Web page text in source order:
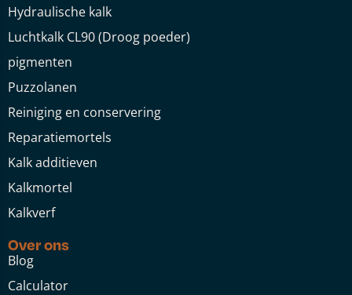
Hydraulische kalk
Luchtkalk CL90 (Droog poeder)
pigmenten
Puzzolanen
Reiniging en conservering
Reparatiemortels
Kalk additieven
Kalkmortel
Kalkverf
Over ons
Blog
Calculator